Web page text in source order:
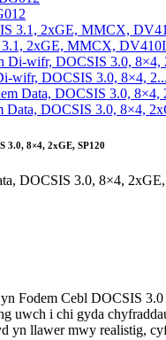
2xGE, MMCX,
wifr, DOCSIS 3.0, 8×4, 2...
Data, DOCSIS 3.0, 8×4,
3.0, 8×4, 2xGE, SP120
Fodem Cebl DOCSIS
uwch i chi gyda
yn llawer mwy realistig,